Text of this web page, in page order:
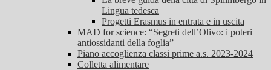
Lingua tedesca
Progetti Erasmus in entrata e in uscita
MAD for science: “Segreti dell’Olivo: i poteri
antiossidanti della foglia”
Piano accoglienza classi prime a.s. 2023-2024
Colletta alimentare